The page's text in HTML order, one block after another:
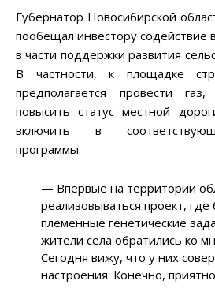
Губернатор Новосибирской
пообещал инвестору содействие
в части поддержки развития
В частности, к площадке
предполагается провести
повысить статус местной
включить в
программы.
— Впервые на территории
реализовываться проект,
племенные генетические
жители села обратились ко
Сегодня вижу, что у них
настроения. Конечно,